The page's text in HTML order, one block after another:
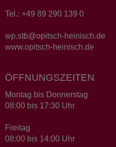
Tel.: +49 89 290 139 0
wp.stb@opitsch-heinisch.de
www.opitsch-heinisch.de
ÖFFNUNGSZEITEN
Montag bis Donnerstag
08:00 bis 17:30 Uhr
Freitag
08:00 bis 14:00 Uhr